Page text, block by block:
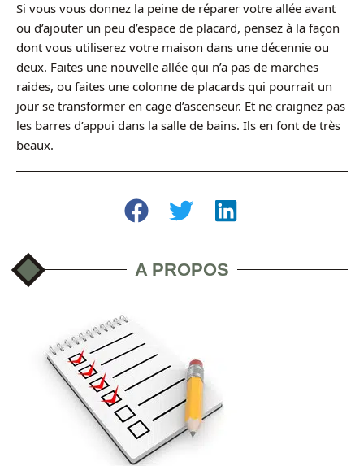
Si vous vous donnez la peine de réparer votre allée avant
ou d’ajouter un peu d’espace de placard, pensez à la façon
dont vous utiliserez votre maison dans une décennie ou
deux. Faites une nouvelle allée qui n’a pas de marches
raides, ou faites une colonne de placards qui pourrait un
jour se transformer en cage d’ascenseur. Et ne craignez pas
les barres d’appui dans la salle de bains. Ils en font de très
beaux.
A PROPOS